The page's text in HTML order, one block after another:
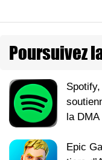
Poursuivez
la DMA
Epic